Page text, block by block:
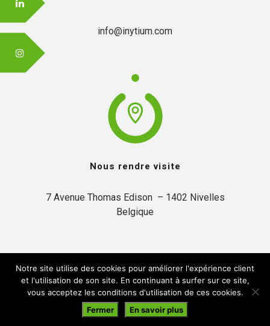
info@inytium.com
Nous rendre visite
7 Avenue Thomas Edison  – 1402 Nivelles
Belgique
© 2019 Inytium | Créé par:A2Com
En navigant sur ce site, vous acceptez notre politique de confidentialité
Notre site utilise des cookies pour améliorer l'expérience client
et l'utilisation de son site. En continuant à surfer sur ce site,
vous acceptez les conditions d'utilisation de ces cookies.
Fermer
En savoir plus